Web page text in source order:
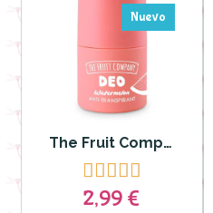
Nuevo
The Fruit Company - Deo Roll On Sandía Antitranspirante Soft Touch

2,99 €